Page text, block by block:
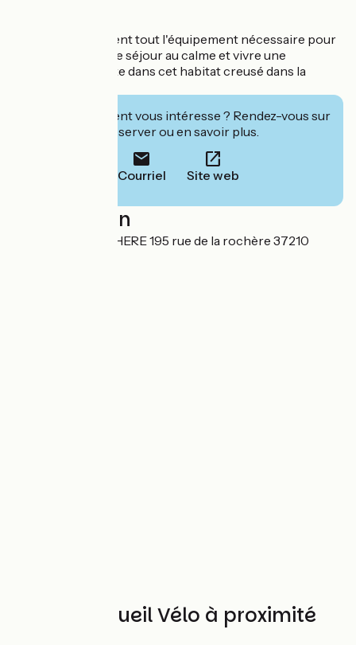
Nos gîtes possèdent tout l'équipement nécessaire pour
passer un agréable séjour au calme et vivre une
expérience insolite dans cet habitat creusé dans la
Cet établissement vous intéresse ? Rendez-vous sur
leur site pour réserver ou en savoir plus.
Courriel Site web
Localisation
GITE DE LA ROCHERE 195 rue de la rochère 37210
Autres Accueil Vélo à proximité